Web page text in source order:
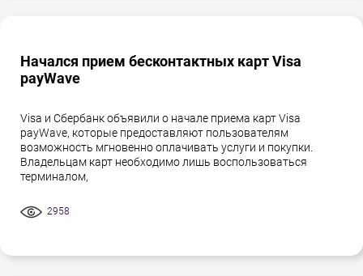
Начался прием бесконтактных карт Visa
payWave
Visa и Сбербанк объявили о начале приема карт Visa
payWave, которые предоставляют пользователям
возможность мгновенно оплачивать услуги и покупки.
Владельцам карт необходимо лишь воспользоваться
терминалом,
2958